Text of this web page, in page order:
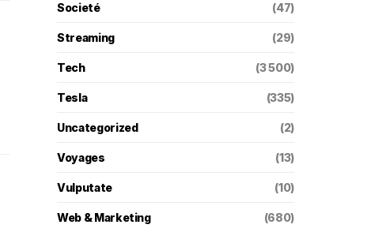
Societé (47)
Streaming (29)
Tech (3 500)
Tesla (335)
Uncategorized (2)
Voyages (13)
Vulputate (10)
Web & Marketing (680)